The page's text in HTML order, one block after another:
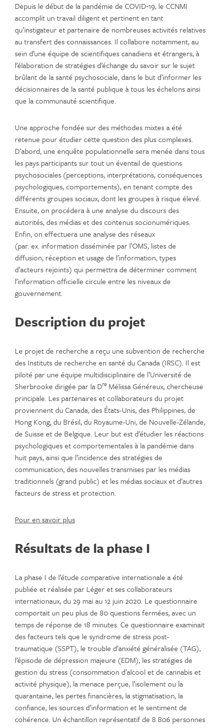
Depuis le début de la pandémie de COVID‑19, le CCNMI
accomplit un travail diligent et pertinent en tant
qu’instigateur et partenaire de nombreuses activités relatives
au transfert des connaissances. Il collabore notamment, au
sein d’une équipe de scientifiques canadiens et étrangers, à
l’élaboration de stratégies d’échange du savoir sur le sujet
brûlant de la santé psychosociale, dans le but d’informer les
décisionnaires de la santé publique à tous les échelons ainsi
que la communauté scientifique.
Une approche fondée sur des méthodes mixtes a été
retenue pour étudier cette question des plus complexes.
D’abord, une enquête populationnelle sera menée dans tous
les pays participants sur tout un éventail de questions
psychosociales (perceptions, interprétations, conséquences
psychologiques, comportements), en tenant compte des
différents groupes sociaux, dont les groupes à risque élevé.
Ensuite, on procédera à une analyse du discours des
autorités, des médias et des contenus socionumériques.
Enfin, on effectuera une analyse des réseaux
(par. ex. information disséminée par l’OMS, listes de
diffusion, réception et usage de l’information, types
d’acteurs rejoints) qui permettra de déterminer comment
l’information officielle circule entre les niveaux de
gouvernement.
Description du projet
Le projet de recherche a reçu une subvention de recherche
des Instituts de recherche en santé du Canada (IRSC). Il est
piloté par une équipe multidisciplinaire de l’Université de
Sherbrooke dirigée par la Dre Mélissa Généreux, chercheuse
principale. Les partenaires et collaborateurs du projet
proviennent du Canada, des États-Unis, des Philippines, de
Hong Kong, du Brésil, du Royaume-Uni, de Nouvelle-Zélande,
de Suisse et de Belgique. Leur but est d’étudier les réactions
psychologiques et comportementales à la pandémie dans
huit pays, ainsi que l’incidence des stratégies de
communication, des nouvelles transmises par les médias
traditionnels (grand public) et les médias sociaux et d’autres
facteurs de stress et protection.
Pour en savoir plus
Résultats de la phase I
La phase I de l’étude comparative internationale a été
publiée et réalisée par Léger et ses collaborateurs
internationaux, du 29 mai au 12 juin 2020. Le questionnaire
comportait un peu plus de 80 questions fermées, avec un
temps de réponse de 18 minutes. Ce questionnaire examinait
des facteurs tels que le syndrome de stress post-
traumatique (SSPT), le trouble d’anxiété généralisée (TAG),
l’épisode de dépression majeure (EDM), les stratégies de
gestion du stress (consommation d’alcool et de cannabis et
activité physique), la menace perçue, l’isolement ou la
quarantaine, les pertes financières, la stigmatisation, la
confiance, les sources d’information et le sentiment de
cohérence. Un échantillon représentatif de 8 806 personnes